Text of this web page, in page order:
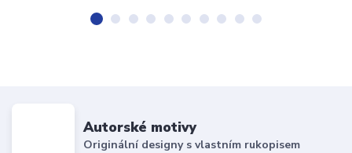
Autorské motivy
Originální designy s vlastním rukopisem